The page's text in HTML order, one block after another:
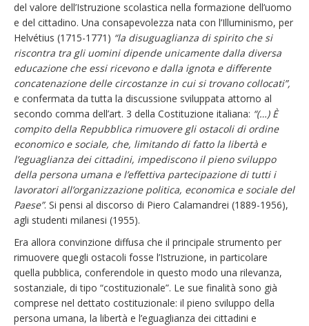
del valore dell’Istruzione scolastica nella formazione dell’uomo
e del cittadino. Una consapevolezza nata con l’Illuminismo, per
Helvétius (1715-1771) “la disuguaglianza di spirito che si
riscontra tra gli uomini dipende unicamente dalla diversa
educazione che essi ricevono e dalla ignota e differente
concatenazione delle circostanze in cui si trovano collocati”,
e confermata da tutta la discussione sviluppata attorno al
secondo comma dell’art. 3 della Costituzione italiana: “(…) È
compito della Repubblica rimuovere gli ostacoli di ordine
economico e sociale, che, limitando di fatto la libertà e
l’eguaglianza dei cittadini, impediscono il pieno sviluppo
della persona umana e l’effettiva partecipazione di tutti i
lavoratori all’organizzazione politica, economica e sociale del
Paese”. Si pensi al discorso di Piero Calamandrei (1889-1956),
agli studenti milanesi (1955).
Era allora convinzione diffusa che il principale strumento per
rimuovere quegli ostacoli fosse l’Istruzione, in particolare
quella pubblica, conferendole in questo modo una rilevanza,
sostanziale, di tipo “costituzionale”. Le sue finalità sono già
comprese nel dettato costituzionale: il pieno sviluppo della
persona umana, la libertà e l’eguaglianza dei cittadini e